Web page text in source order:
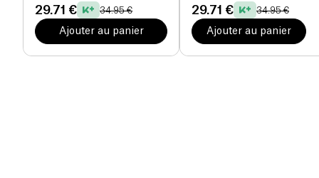
29.71 € 34.95 €
Ajouter au panier
29.71 € 34.95 €
Ajouter au panier